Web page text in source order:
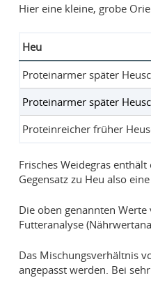
Hier eine kleine, grobe
Heu
Proteinarmer später
Proteinarmer später
Proteinreicher früher
Frisches Weidegras
Gegensatz zu Heu also
Die oben genannten
Futteranalyse
Das Mischungsverhältnis
angepasst werden. Bei